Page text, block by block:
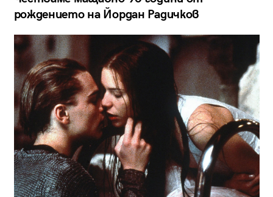
рождението на Йордан Радичков